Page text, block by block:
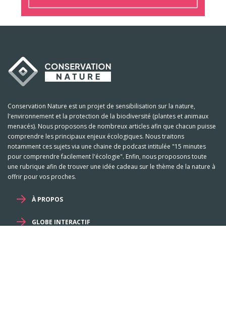
Conservation Nature est un projet de sensibilisation sur la nature,
l'environnement et la protection de la biodiversité (plantes et animaux
menacés). Nous proposons de nombreux articles afin que chacun puisse
comprendre les principaux enjeux écologiques. Nous traitons
notamment ces sujets via une chaine de podcast intitulée "15 minutes
pour comprendre facilement l'écologie". Enfin, nous proposons toute
une rubrique afin de trouver une idée cadeau sur le thème de la nature à
offrir pour vos proches.
À PROPOS
GLOBE INTERACTIF